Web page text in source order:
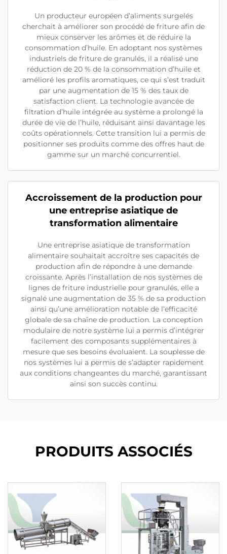
Un producteur européen d’aliments surgelés
cherchait à améliorer son procédé de friture afin de
mieux conserver les arômes et de réduire la
consommation d’huile. En adoptant nos systèmes
industriels de friture de granulés, il a réalisé une
réduction de 20 % de la consommation d’huile et
amélioré les profils aromatiques, ce qui s’est traduit
par une augmentation de 15 % des taux de
satisfaction client. La technologie avancée de
filtration d’huile intégrée au système a prolongé la
durée de vie de l’huile, réduisant ainsi davantage les
coûts opérationnels. Cette transition lui a permis de
positionner ses produits comme des offres haut de
gamme sur un marché concurrentiel.
Accroissement de la production pour
une entreprise asiatique de
transformation alimentaire
Une entreprise asiatique de transformation
alimentaire souhaitait accroître ses capacités de
production afin de répondre à une demande
croissante. Après l’installation de nos systèmes de
lignes de friture industrielle pour granulés, elle a
signalé une augmentation de 35 % de sa production
ainsi qu’une amélioration notable de l’efficacité
globale de sa chaîne de production. La conception
modulaire de notre système lui a permis d’intégrer
facilement des composants supplémentaires à
mesure que ses besoins évoluaient. La souplesse de
nos systèmes lui a permis de s’adapter rapidement
aux conditions changeantes du marché, garantissant
ainsi son succès continu.
PRODUITS ASSOCIÉS